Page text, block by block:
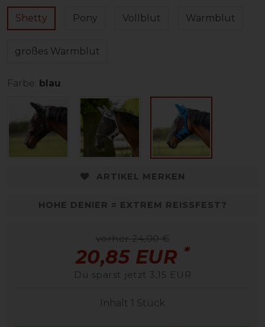
Shetty Pony Vollblut Warmblut
großes Warmblut
Farbe: blau
ARTIKEL MERKEN
HOHE DENIER = EXTREM REISSFEST?
vorher 24,00 €
20,85 EUR *
Du sparst jetzt 3,15 EUR
Inhalt 1 Stück